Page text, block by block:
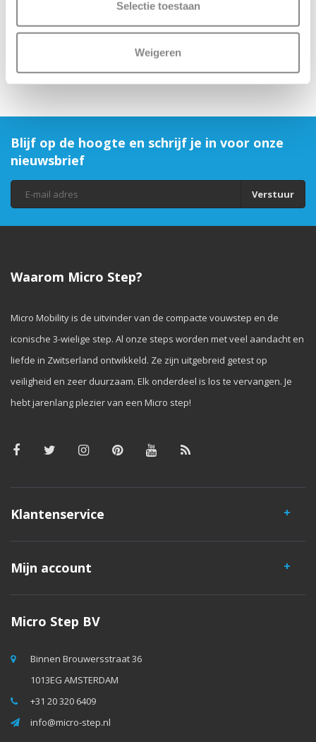
Selectie toestaan
Weigeren
Blijf op de hoogte en schrijf je in voor onze
nieuwsbrief
Verstuur
Waarom Micro Step?
Micro Mobility is de uitvinder van de compacte vouwstep en de
iconische 3-wielige step. Al onze steps worden met veel aandacht en
liefde in Zwitserland ontwikkeld. Ze zijn uitgebreid getest op
veiligheid en zeer duurzaam. Elk onderdeel is los te vervangen. Je
hebt jarenlang plezier van een Micro step!
Klantenservice
Mijn account
Micro Step BV
Binnen Brouwersstraat 36
1013EG AMSTERDAM
+31 20 320 6409
info@micro-step.nl